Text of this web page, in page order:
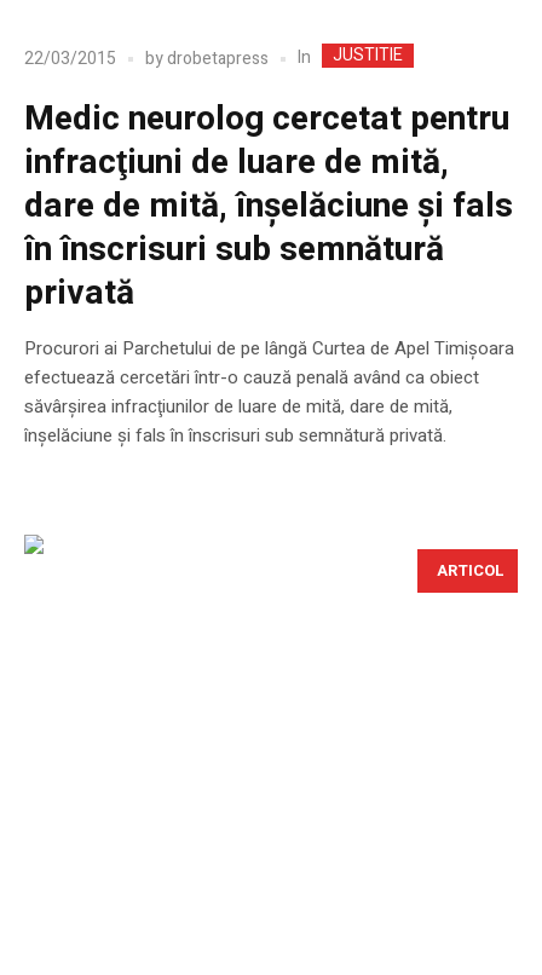
22/03/2015 bydrobetapress In JUSTITIE
Medic neurolog cercetat pentru
infracţiuni de luare de mită,
dare de mită, înşelăciune şi fals
în înscrisuri sub semnătură
privată
Procurori ai Parchetului de pe lângă Curtea de Apel Timişoara
efectuează cercetări într-o cauză penală având ca obiect
săvârşirea infracţiunilor de luare de mită, dare de mită,
înşelăciune şi fals în înscrisuri sub semnătură privată.
ARTICOL